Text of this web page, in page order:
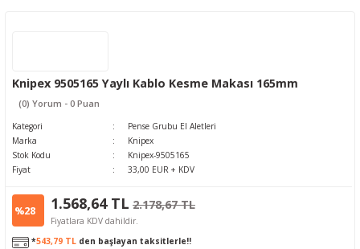
Knipex 9505165 Yaylı Kablo Kesme Makası 165mm
(0) Yorum - 0 Puan
Kategori
Pense Grubu El Aletleri
Marka
Knipex
Stok Kodu
Knipex-9505165
Fiyat
33,00 EUR + KDV
%28 1.568,64 TL 2.178,67 TL
Fiyatlara KDV dahildir.
*543,79 TL den başlayan taksitlerle!!